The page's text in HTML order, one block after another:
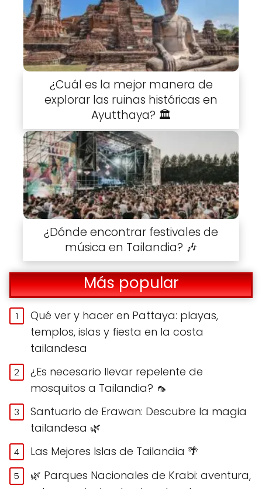
¿Cuál es la mejor manera de
explorar las ruinas históricas en
Ayutthaya? 🏛️
¿Dónde encontrar festivales de
música en Tailandia? 🎶
Más popular
Qué ver y hacer en Pattaya: playas,
templos, islas y fiesta en la costa
tailandesa
¿Es necesario llevar repelente de
mosquitos a Tailandia? 🦟
Santuario de Erawan: Descubre la magia
tailandesa 🌿
Las Mejores Islas de Tailandia 🌴
🌿 Parques Nacionales de Krabi: aventura,